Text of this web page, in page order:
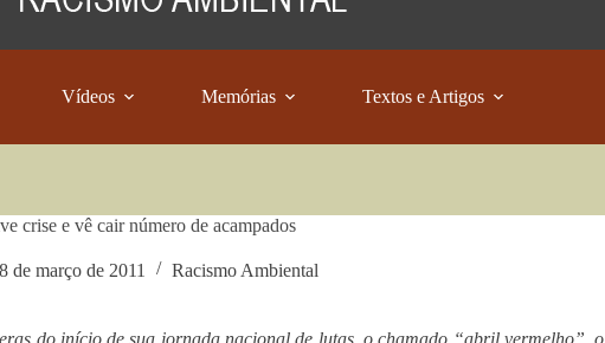
Vídeos Memórias Textos e Artigos
crise e vê cair número de acampados
de março de 2011 Racismo Ambiental
do início de sua jornada nacional de lutas, o chamado “abril vermelho”, o